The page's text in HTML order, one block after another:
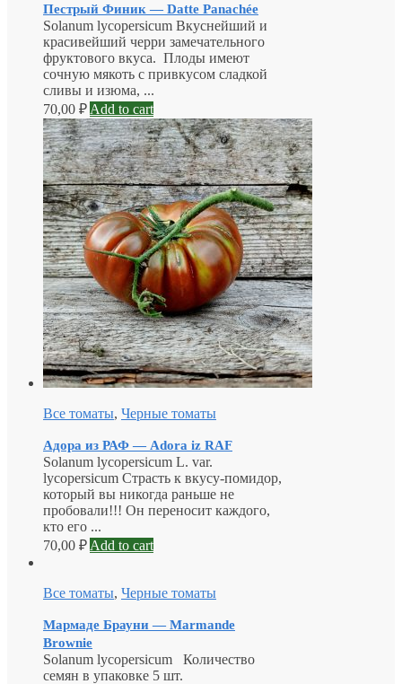
Пестрый Финик — Datte Panachée
Solanum lycopersicum Вкуснейший и
красивейший черри замечательного
фруктового вкуса. Плоды имеют
сочную мякоть с привкусом сладкой
сливы и изюма, ...
70,00 ₽ Add to cart
Все томаты, Черные томаты
Адора из РАФ — Adora iz RAF
Solanum lycopersicum L. var.
lycopersicum Страсть к вкусу-помидор,
который вы никогда раньше не
пробовали!!! Он переносит каждого,
кто его ...
70,00 ₽ Add to cart
Все томаты, Черные томаты
Мармаде Брауни — Marmande
Brownie
Solanum lycopersicum Количество
семян в упаковке 5 шт.